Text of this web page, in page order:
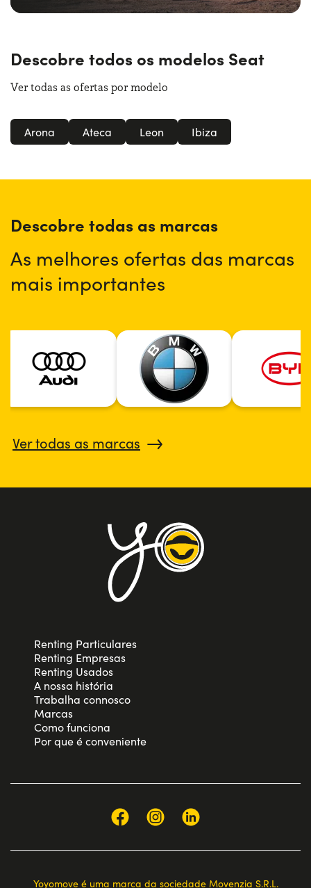
Descobre todos os modelos Seat
Ver todas as ofertas por modelo
Arona Ateca Leon Ibiza
Descobre todas as marcas
As melhores ofertas das marcas
mais importantes
Ver todas as marcas
Renting Particulares
Renting Empresas
Renting Usados
A nossa história
Trabalha connosco
Marcas
Como funciona
Por que é conveniente
Yoyomove é uma marca da sociedade Movenzia S.R.L.